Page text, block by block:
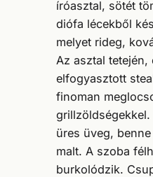
íróasztal, sötét
diófa lécekből
melyet rideg,
Az asztal tetején,
elfogyasztott
finoman
üres üveg,
malt. A szoba
burkolódzik.